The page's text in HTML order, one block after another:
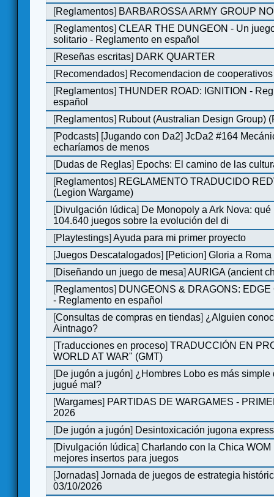
[Reglamentos] BARBAROSSA ARMY GROUP
[Reglamentos]CLEAR THE DUNGEON - Un
solitario - Reglamento en español
[Reseñas escritas] DARK QUARTER
[Recomendados] Recomendacion de
[Reglamentos]THUNDER ROAD: IGNITION -
español
[Reglamentos] Rubout (Australian Design Group)
[Podcasts] [Jugando con Da2] JcDa2 #164
echaríamos de menos
[Dudas de Reglas] Epochs: El camino de las
[Reglamentos] REGLAMENTO TRADUCIDO
(Legion Wargame)
[Divulgación lúdica] De Monopoly a Ark Nova:
104.640 juegos sobre la evolución del di
[Playtestings]Ayuda para mi primer proyecto
[Juegos Descatalogados] [Peticion] Gloria a Roma
[Diseñando un juego de mesa]AURIGA (ancient
[Reglamentos] DUNGEONS & DRAGONS:
- Reglamento en español
[Consultas de compras en tiendas] ¿Alguien
Aintnago?
[Traducciones en proceso]TRADUCCIÓN EN
WORLD AT WAR" (GMT)
[De jugón a jugón] ¿Hombres Lobo es más simple
jugué mal?
[Wargames] PARTIDAS DE WARGAMES -
2026
[De jugón a jugón] Desintoxicación jugona express
[Divulgación lúdica]Charlando con la Chica WOM
mejores insertos para juegos
[Jornadas]Jornada de juegos de estrategia
03/10/2026